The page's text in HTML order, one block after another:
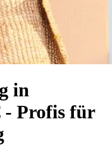
in
- Profis für